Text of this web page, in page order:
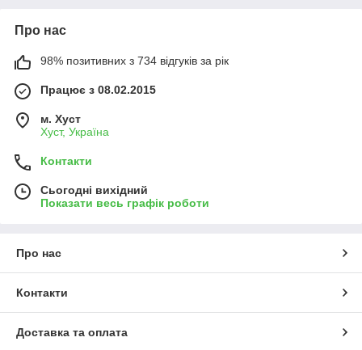
Про нас
98% позитивних з 734 відгуків за рік
Працює з 08.02.2015
м. Хуст
Хуст, Україна
Контакти
Сьогодні вихідний
Показати весь графік роботи
Про нас
Контакти
Доставка та оплата